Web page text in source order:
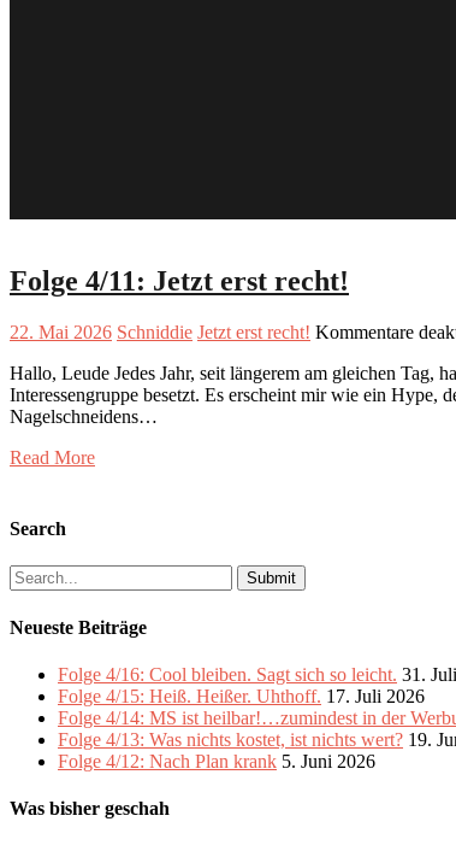
Folge 4/11: Jetzt erst recht!
22. Mai 2026 Schniddie Jetzt erst recht! Kommentare
Hallo, Leude Jedes Jahr, seit längerem am gleichen Tag,
Interessengruppe besetzt. Es erscheint mir wie ein Hype,
Nagelschneidens…
Read More
Search
Search
for:
Neueste Beiträge
Folge 4/16: Cool bleiben. Sagt sich so leicht. 31.
Folge 4/15: Heiß. Heißer. Uhthoff. 17. Juli 2026
Folge 4/14: MS ist heilbar!…zumindest in der
Folge 4/13: Was nichts kostet, ist nichts wert? 19.
Folge 4/12: Nach Plan krank 5. Juni 2026
Was bisher geschah